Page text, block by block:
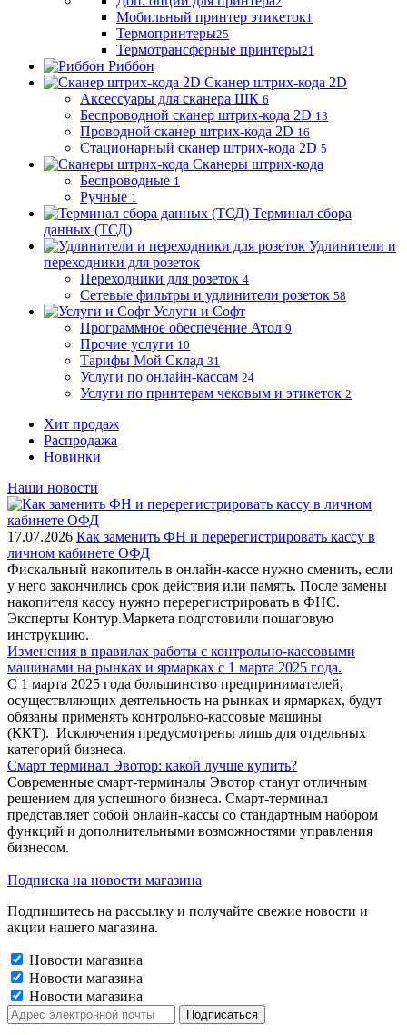
Мобильный принтер этикеток1
Термопринтеры25
Термотрансферные принтеры21
Риббон
Сканер штрих-кода 2D
Аксессуары для сканера ШК 6
Беспроводной сканер штрих-кода 2D 13
Проводной сканер штрих-кода 2D 16
Стационарный сканер штрих-кода 2D 5
Сканеры штрих-кода
Беспроводные 1
Ручные 1
Терминал сбора
данных (ТСД)
Удлинители и
переходники для розеток
Переходники для розеток 4
Сетевые фильтры и удлинители розеток 58
Услуги и Софт
Программное обеспечение Атол 9
Прочие услуги 10
Тарифы Мой Склад 31
Услуги по онлайн-кассам 24
Услуги по принтерам чековым и этикеток 2
Хит продаж
Распродажа
Новинки
Наши новости
17.07.2026 Как заменить ФН и перерегистрировать кассу в
личном кабинете ОФД
Фискальный накопитель в онлайн-кассе нужно сменить, если
у него закончились срок действия или память. После замены
накопителя кассу нужно перерегистрировать в ФНС.
Эксперты Контур.Маркета подготовили пошаговую
инструкцию.
Изменения в правилах работы с контрольно-кассовыми
машинами на рынках и ярмарках с 1 марта 2025 года.
С 1 марта 2025 года большинство предпринимателей,
осуществляющих деятельность на рынках и ярмарках, будут
обязаны применять контрольно-кассовые машины
(ККТ). Исключения предусмотрены лишь для отдельных
категорий бизнеса.
Смарт терминал Эвотор: какой лучше купить?
Современные смарт-терминалы Эвотор станут отличным
решением для успешного бизнеса. Смарт-терминал
представляет собой онлайн-кассы со стандартным набором
функций и дополнительными возможностями управления
бизнесом.
Подписка на новости магазина
Подпишитесь на рассылку и получайте свежие новости и
акции нашего магазина.
Новости магазина
Новости магазина
Новости магазина